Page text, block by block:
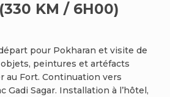
KM / 6H00)
pour Pokharan et visite de
peintures et artéfacts
au Fort. Continuation vers
Gadi Sagar. Installation à l’hôtel,